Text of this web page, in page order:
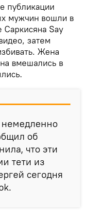
публикации
мужчин вошли в
Say
затем
Жена
вмешались в
немедленно
об
что эти
тети из
сегодня